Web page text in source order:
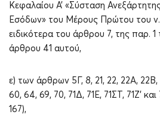
Κεφαλαίου Α’ «Σύσταση
Εσόδων» του Μέρους Πρώτου του ν.
ειδικότερα του άρθρου 7, της παρ.
άρθρου 41 αυτού,
ε) των άρθρων 5Γ, 8, 21, 22, 22Α, 22Β,
60, 64, 69, 70, 71Δ, 71Ε, 71ΣΤ, 71Ζ’ και
167),